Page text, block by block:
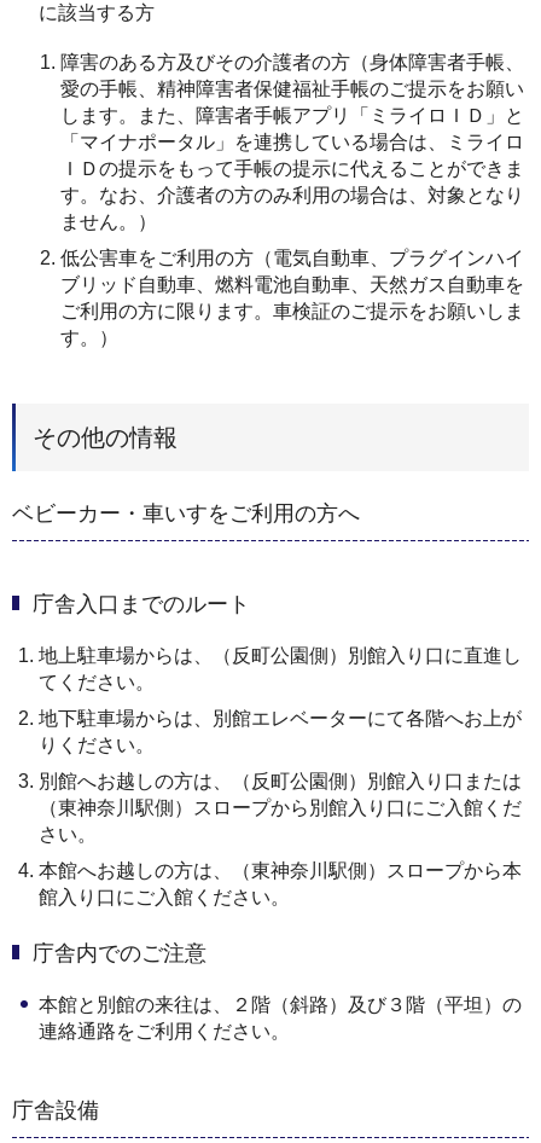
に該当する方
障害のある方及びその介護者の方（身体障害者手帳、
愛の手帳、精神障害者保健福祉手帳のご提示をお願い
します。また、障害者手帳アプリ「ミライロＩＤ」と
「マイナポータル」を連携している場合は、ミライロ
ＩＤの提示をもって手帳の提示に代えることができま
す。なお、介護者の方のみ利用の場合は、対象となり
ません。）
低公害車をご利用の方（電気自動車、プラグインハイ
ブリッド自動車、燃料電池自動車、天然ガス自動車を
ご利用の方に限ります。車検証のご提示をお願いしま
す。）
その他の情報
ベビーカー・車いすをご利用の方へ
庁舎入口までのルート
地上駐車場からは、（反町公園側）別館入り口に直進し
てください。
地下駐車場からは、別館エレベーターにて各階へお上が
りください。
別館へお越しの方は、（反町公園側）別館入り口または
（東神奈川駅側）スロープから別館入り口にご入館くだ
さい。
本館へお越しの方は、（東神奈川駅側）スロープから本
館入り口にご入館ください。
庁舎内でのご注意
本館と別館の来往は、２階（斜路）及び３階（平坦）の
連絡通路をご利用ください。
庁舎設備